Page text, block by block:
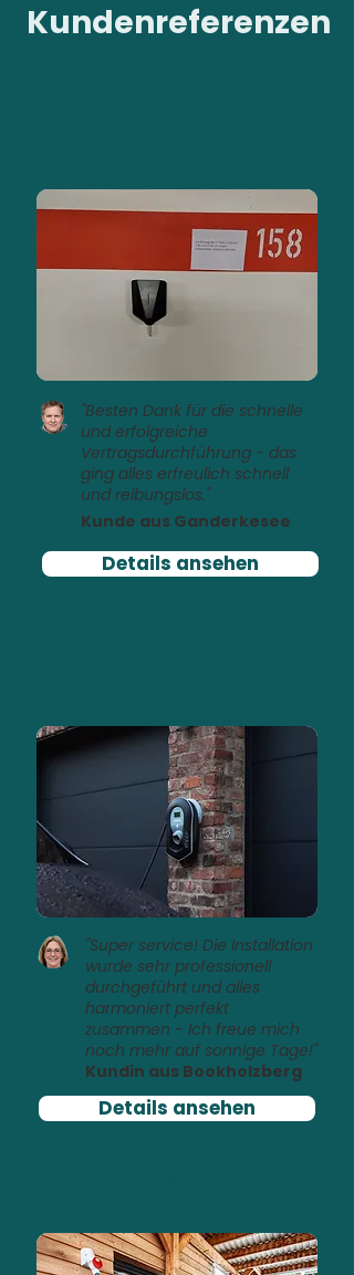
Kundenreferenzen
"Besten Dank für die schnelle
und erfolgreiche
Vertragsdurchführung - das
ging alles erfreulich schnell
und reibungslos."
Kunde aus Ganderkesee
Details ansehen
"Super service! Die Installation
wurde sehr professionell
durchgeführt und alles
harmoniert perfekt
zusammen - Ich freue mich
noch mehr auf sonnige Tage!"
Kundin aus Bookholzberg
Details ansehen